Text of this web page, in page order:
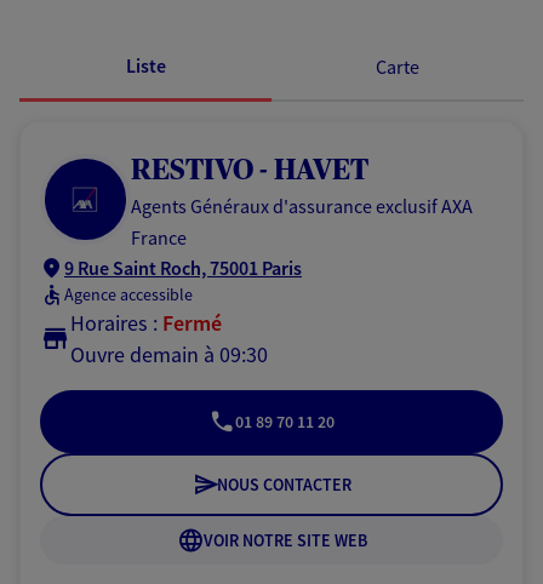
Liste Carte
RESTIVO - HAVET
Agents Généraux d'assurance exclusif AXA
France
9 Rue Saint Roch, 75001 Paris
Agence accessible
Horaires : Fermé
Ouvre demain à 09:30
01 89 70 11 20
NOUS CONTACTER
VOIR NOTRE SITE WEB